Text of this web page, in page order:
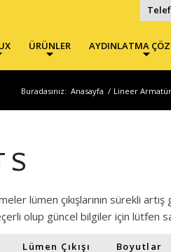
ÜRÜNLER AYDINLATMA
Buradasınız: Anasayfa / Lineer
S
lümen çıkışlarının sürekli
olup güncel bilgiler için lütfen
Lümen Çıkışı Boyutlar